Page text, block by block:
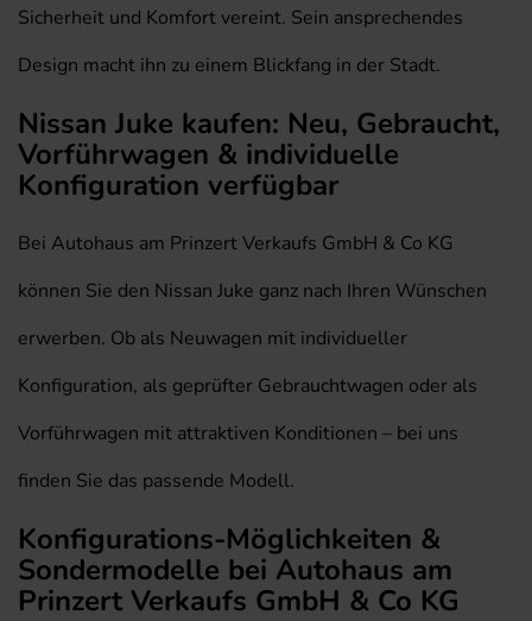
Sicherheit und Komfort vereint. Sein ansprechendes
Design macht ihn zu einem Blickfang in der Stadt.
Nissan Juke kaufen: Neu, Gebraucht,
Vorführwagen & individuelle
Konfiguration verfügbar
Bei Autohaus am Prinzert Verkaufs GmbH & Co KG
können Sie den Nissan Juke ganz nach Ihren Wünschen
erwerben. Ob als Neuwagen mit individueller
Konfiguration, als geprüfter Gebrauchtwagen oder als
Vorführwagen mit attraktiven Konditionen – bei uns
finden Sie das passende Modell.
Konfigurations-Möglichkeiten &
Sondermodelle bei Autohaus am
Prinzert Verkaufs GmbH & Co KG